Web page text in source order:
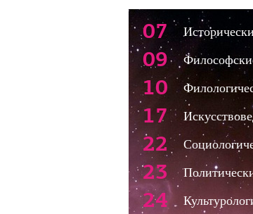
07
09
10
17
22
23
24